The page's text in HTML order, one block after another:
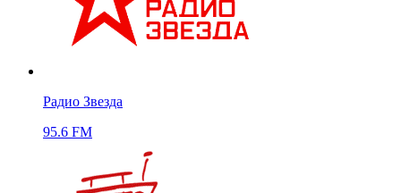
Радио Звезда
95.6 FM